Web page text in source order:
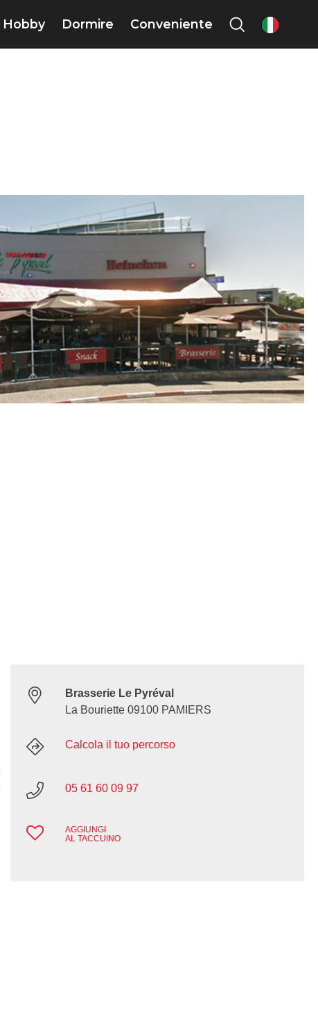
Hobby Dormire Conveniente
Brasserie Le Pyréval
La Bouriette 09100 PAMIERS
Calcola il tuo percorso
05 61 60 09 97
AGGIUNGI
AL TACCUINO